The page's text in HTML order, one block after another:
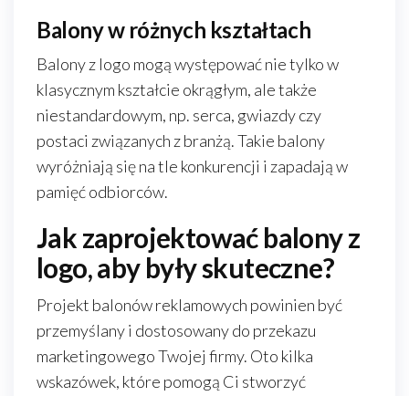
Balony w różnych kształtach
Balony z logo mogą występować nie tylko w
klasycznym kształcie okrągłym, ale także
niestandardowym, np. serca, gwiazdy czy
postaci związanych z branżą. Takie balony
wyróżniają się na tle konkurencji i zapadają w
pamięć odbiorców.
Jak zaprojektować balony z
logo, aby były skuteczne?
Projekt balonów reklamowych powinien być
przemyślany i dostosowany do przekazu
marketingowego Twojej firmy. Oto kilka
wskazówek, które pomogą Ci stworzyć